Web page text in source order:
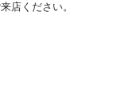
店ください。